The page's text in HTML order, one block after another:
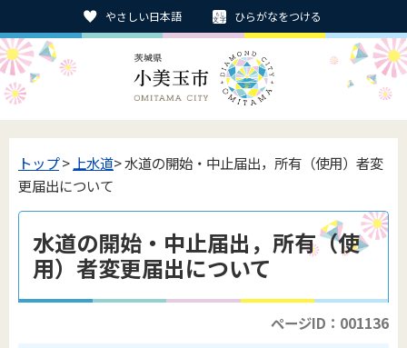
やさしい日本語 ひらがなをつける
トップ> 上水道> 水道の開始・中止届出，所有（使用）者変
更届出について
水道の開始・中止届出，所有（使
用）者変更届出について
ページID：001136